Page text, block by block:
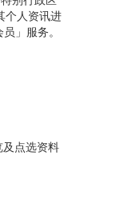
个人资讯进
」服务。
及点选资料